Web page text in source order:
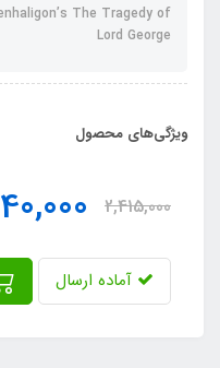
The Tragedy of
Lord George
ویژگی‌های محصول
2,415,000
آماده ارسال